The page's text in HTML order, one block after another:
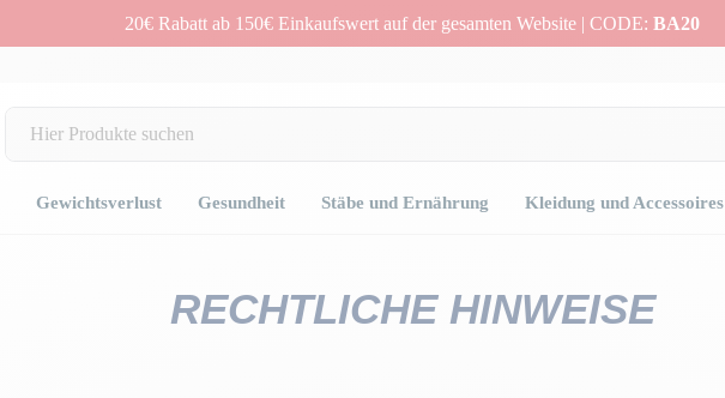
20€ Rabatt ab 150€ Einkaufswert auf der gesamten Website | CODE: BA20
Gewichtsverlust Gesundheit Stäbe und Ernährung Kleidung und Accessoires
RECHTLICHE HINWEISE